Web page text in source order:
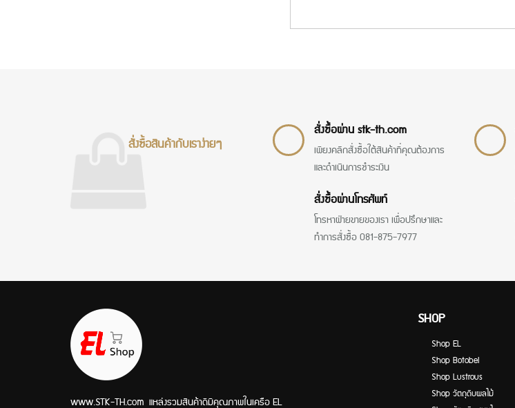
สั่งซื้อสินค้ากับเราง่ายๆ
สั่งซื้อผ่าน stk-th.com
เพียงคลิกสั่งซื้อใต้สินค้าที่คุณต้องการ
และดำเนินการชำระเงิน
สั่งซื้อผ่านโทรศัพท์
โทรหาฝ่ายขายของเรา เพื่อปรึกษาและ
ทำการสั่งซื้อ 081-875-7977
www.STK-TH.com แหล่งรวมสินค้าดีมีคุณภาพในเครือ EL
SHOP
Shop EL
Shop Botobel
Shop Lustrous
Shop วัตถุดิบผลไม้